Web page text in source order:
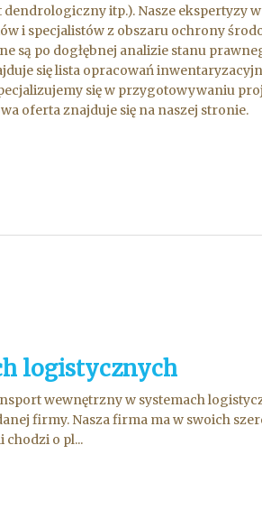
itp.). Nasze ekspertyzy
i specjalistów z obszaru ochrony
są po dogłębnej analizie stanu
się lista opracowań
się w przygotowywaniu
oferta znajduje się na naszej stronie.
logistycznych
wewnętrzny w systemach
firmy. Nasza firma ma w swoich
o pl...